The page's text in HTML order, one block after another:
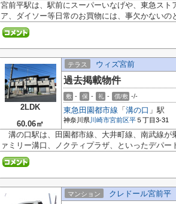
宮前平駅は、駅前にスーパーいなげや、東急ス
ア、ダイソー等日常のお買物には、事欠かない
2LDK
60.06㎡
テラス ウィズ宮前
過去掲載物件
敷 - 保 - 礼 - 償/敷 -/-
東急田園都市線 「 溝の口 」駅
神奈川県川崎市宮前区平 ５丁目3-31
溝の口駅は、田園都市線、大井町線、南武線が
ァミリー溝口、ノクティプラザ、といったデパ
マンション クレドール宮前平